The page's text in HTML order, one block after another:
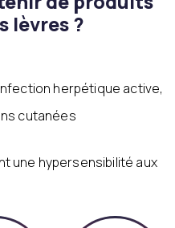
lèvres ?
herpétique active,
cutanées
une hypersensibilité aux